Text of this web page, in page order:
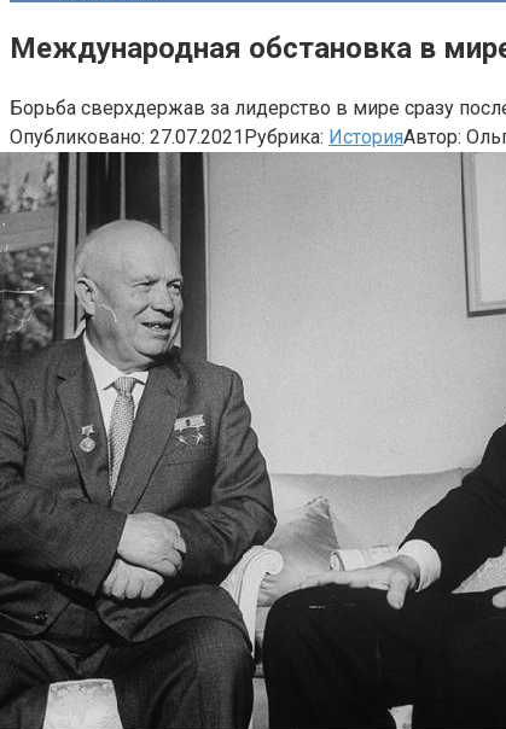
Международная обстановка в
Борьба сверхдержав за лидерство в мире сразу
Опубликовано: 27.07.2021Рубрика: ИсторияАвтор: